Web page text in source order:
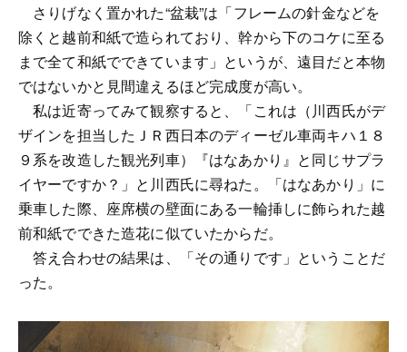
さりげなく置かれた“盆栽”は「フレームの針金などを
除くと越前和紙で造られており、幹から下のコケに至る
まで全て和紙でできています」というが、遠目だと本物
ではないかと見間違えるほど完成度が高い。
私は近寄ってみて観察すると、「これは（川西氏がデ
ザインを担当したＪＲ西日本のディーゼル車両キハ１８
９系を改造した観光列車）『はなあかり』と同じサプラ
イヤーですか？」と川西氏に尋ねた。「はなあかり」に
乗車した際、座席横の壁面にある一輪挿しに飾られた越
前和紙でできた造花に似ていたからだ。
答え合わせの結果は、「その通りです」ということだ
った。